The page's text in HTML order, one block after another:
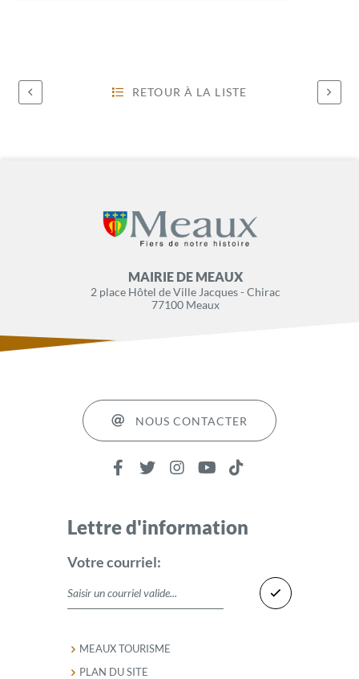
RETOUR À LA LISTE
MAIRIE DE MEAUX
2 place Hôtel de Ville Jacques - Chirac
77100 Meaux
NOUS CONTACTER
Lettre d'information
Votre courriel:
MEAUX TOURISME
PLAN DU SITE